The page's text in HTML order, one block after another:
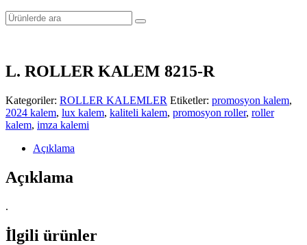
L. ROLLER KALEM 8215-R
Kategoriler: ROLLER KALEMLER Etiketler: promosyon kalem,
2024 kalem, lux kalem, kaliteli kalem, promosyon roller, roller
kalem, imza kalemi
Açıklama
Açıklama
.
İlgili ürünler